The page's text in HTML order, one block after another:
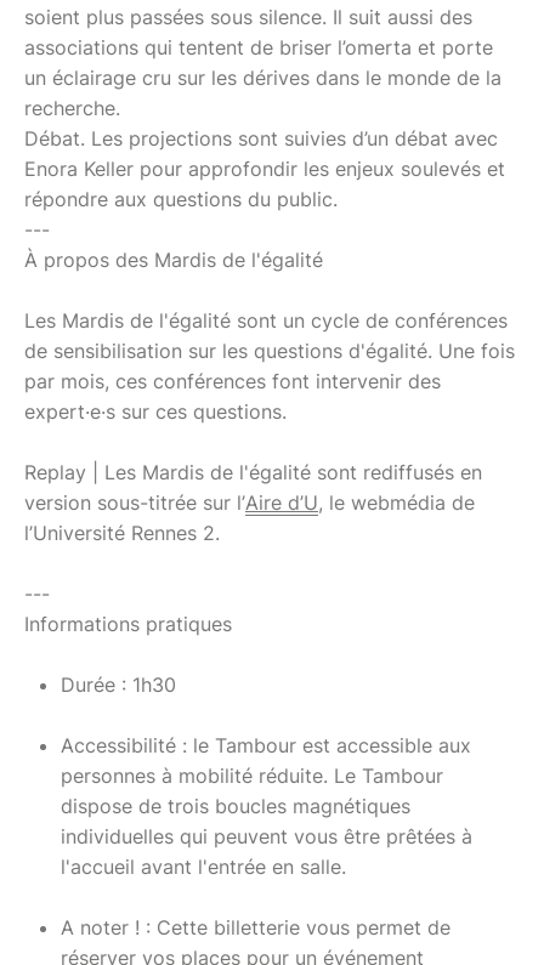
soient plus passées sous silence. Il suit aussi des
associations qui tentent de briser l’omerta et porte
un éclairage cru sur les dérives dans le monde de la
recherche.
Débat. Les projections sont suivies d’un débat avec
Enora Keller pour approfondir les enjeux soulevés et
répondre aux questions du public.
---
À propos des Mardis de l'égalité
Les Mardis de l'égalité sont un cycle de conférences
de sensibilisation sur les questions d'égalité. Une fois
par mois, ces conférences font intervenir des
expert·e·s sur ces questions.
Replay | Les Mardis de l'égalité sont rediffusés en
version sous-titrée sur l’Aire d’U, le webmédia de
l’Université Rennes 2.
---
Informations pratiques
Durée : 1h30
Accessibilité : le Tambour est accessible aux
personnes à mobilité réduite. Le Tambour
dispose de trois boucles magnétiques
individuelles qui peuvent vous être prêtées à
l'accueil avant l'entrée en salle.
A noter ! : Cette billetterie vous permet de
réserver vos places pour un événement